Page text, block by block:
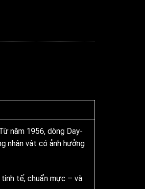
năm 1956, dòng Day-
nhân vật có ảnh hưởng
tế, chuẩn mực – và